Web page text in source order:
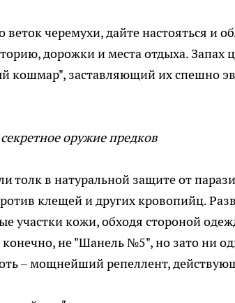
веток черемухи, дайте настояться и
дорожки и места отдыха. Запах
кошмар", заставляющий их спешно
оружие предков
толк в натуральной защите от
клещей и других кровопийц.
участки кожи, обходя стороной
конечно, не "Шанель №5", но зато ни
– мощнейший репеллент,